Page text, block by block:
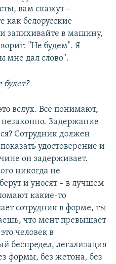
вам скажут –
как белорусские
запихивайте в машину,
"Не будем". Я
мне дал слово".
вслух. Все понимают,
незаконно. Задержание
Сотрудник должен
удостоверение и
он задерживает.
никогда не
и уносят – в лучшем
какие-то
сотрудник в форме, ты
что мент превышает
человек в
беспредел, легализация
формы, без жетона, без